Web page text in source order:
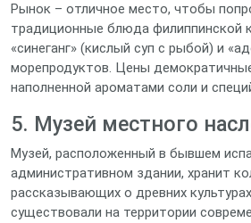
Рынок – отличное место, чтобы
традиционные блюда филиппинской
«синеганг» (кислый суп с рыбой) и
морепродуктов. Цены
наполненной ароматами соли и
5. Музей местного
Музей, расположенный в бывшем
административном здании, хранит
рассказывающих о древних
существовали на территории